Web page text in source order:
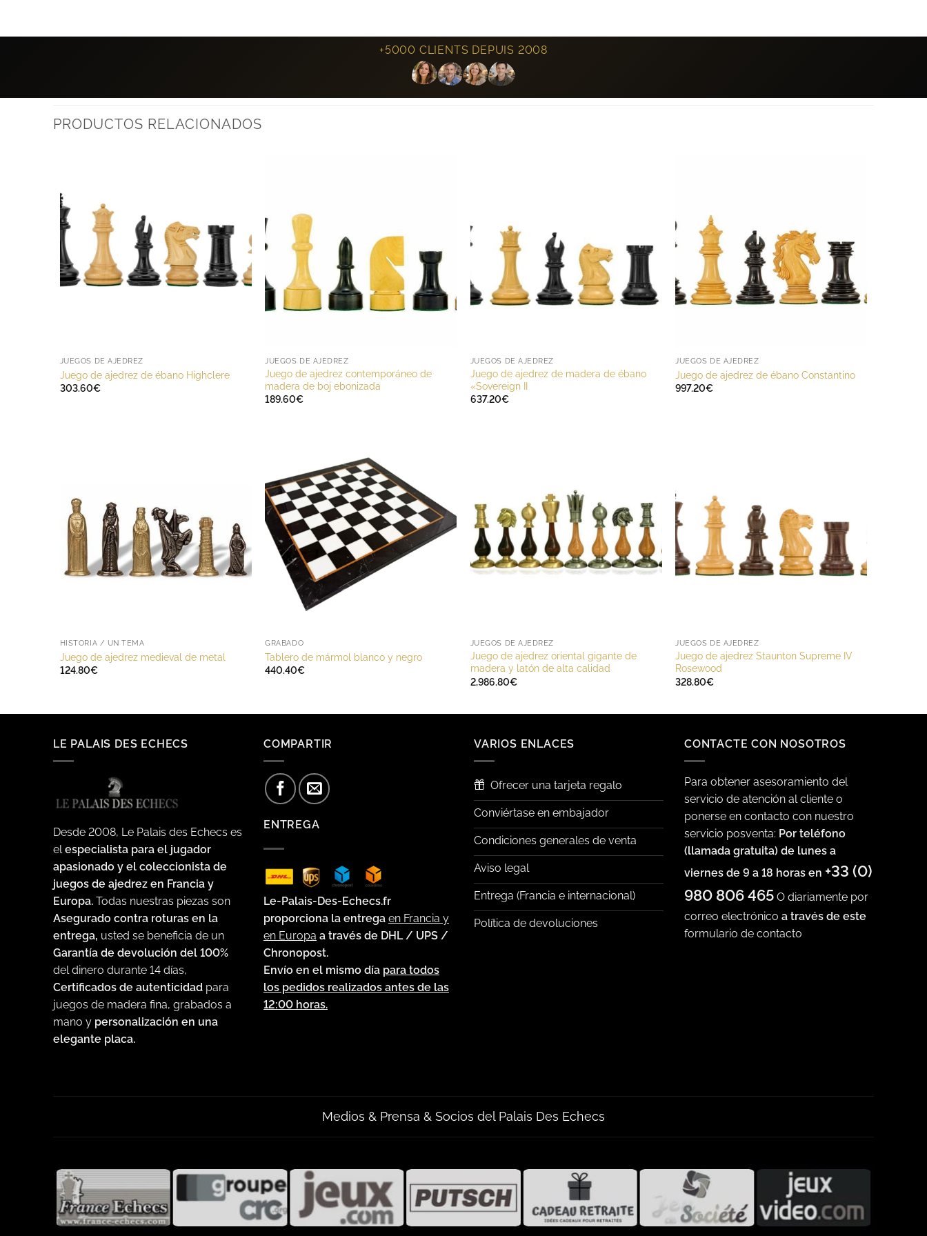
+5000 CLIENTS DEPUIS 2008
PRODUCTOS RELACIONADOS
JUEGOS DE AJEDREZ
Juego de ajedrez de ébano Highclere
303.60€
JUEGOS DE AJEDREZ
Juego de ajedrez contemporáneo de
madera de boj ebonizada
189.60€
JUEGOS DE AJEDREZ
Juego de ajedrez de madera de ébano
«Sovereign II
637.20€
JUEGOS DE AJEDREZ
Juego de ajedrez de ébano Constantino
997.20€
HISTORIA / UN TEMA
Juego de ajedrez medieval de metal
124.80€
GRABADO
Tablero de mármol blanco y negro
440.40€
JUEGOS DE AJEDREZ
Juego de ajedrez oriental gigante de
madera y latón de alta calidad
2,986.80€
JUEGOS DE AJEDREZ
Juego de ajedrez Staunton Supreme IV
Rosewood
328.80€
LE PALAIS DES ECHECS
Desde 2008, Le Palais des Echecs es
elespecialista para el jugador
apasionado y el coleccionista de
juegos de ajedrez en Francia y
Europa. Todas nuestras piezas son
Asegurado contra roturas en la
entrega, usted se beneficia de un
Garantía de devolución del 100%
del dinero durante 14 días,
Certificados de autenticidad para
juegos de madera fina, grabados a
mano y personalización en una
elegante placa.
COMPARTIR
ENTREGA
Le-Palais-Des-Echecs.fr
proporciona la entrega en Francia y
en Europa a través de DHL / UPS /
Chronopost.
Envío en el mismo día para todos
los pedidos realizados antes de las
12:00 horas.
VARIOS ENLACES
Ofrecer una tarjeta regalo
Conviértase en embajador
Condiciones generales de venta
Aviso legal
Entrega (Francia e internacional)
Política de devoluciones
CONTACTE CON NOSOTROS
Para obtener asesoramiento del
servicio de atención al cliente o
ponerse en contacto con nuestro
servicio posventa: Por teléfono
(llamada gratuita) de lunes a
viernes de 9 a 18 horas en +33 (0)
980 806 465 O diariamente por
correo electrónico a través de este
formulario de contacto
Medios & Prensa & Socios del Palais Des Echecs